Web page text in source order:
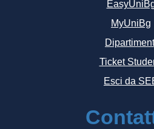
MyUniBg
Ticket
Esci da